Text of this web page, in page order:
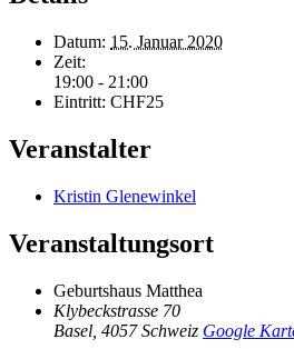
Datum: 15. Januar 2020
Zeit:
19:00 - 21:00
Eintritt: CHF25
Veranstalter
Kristin Glenewinkel
Veranstaltungsort
Geburtshaus Matthea
Klybeckstrasse 70
Basel 4057 Schweiz Google